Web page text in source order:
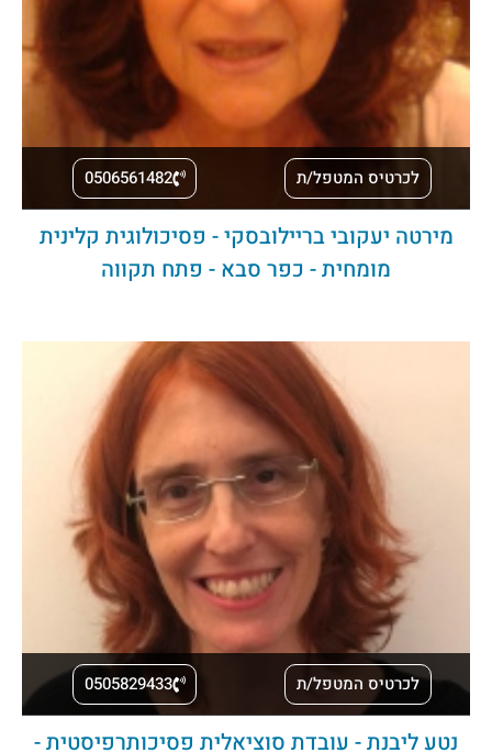
לכרטיס המטפל/ת 0506561482
מירטה יעקובי בריילובסקי - פסיכולוגית קלינית
מומחית - כפר סבא - פתח תקווה
לכרטיס המטפל/ת 0505829433
נטע ליבנת - עובדת סוציאלית פסיכותרפיסטית -